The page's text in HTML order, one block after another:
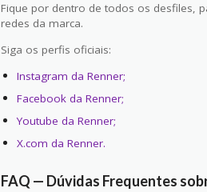
Fique por dentro de todos os desfiles,
redes da marca.
Siga os perfis oficiais:
Instagram da Renner;
Facebook da Renner;
Youtube da Renner;
X.com da Renner.
FAQ — Dúvidas Frequentes